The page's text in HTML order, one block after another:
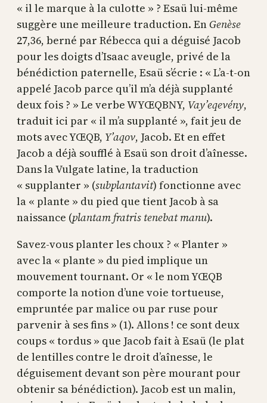
« il le marque à la culotte » ? Esaü lui-même
suggère une meilleure traduction. EnGenèse
27,36, berné par Rébecca qui a déguisé Jacob
pour les doigts d’Isaac aveugle, privé de la
bénédiction paternelle, Esaü s’écrie : « L’a-t-on
appelé Jacob parce qu’il m’a déjà supplanté
deux fois ? » Le verbe WYŒQBNY, Vay’eqevény,
traduit ici par « il m’a supplanté », fait jeu de
mots avec YŒQB, Y’aqov, Jacob. Et en effet
Jacob a déjà soufflé à Esaü son droit d’aînesse.
Dans la Vulgate latine, la traduction
« supplanter » (subplantavit) fonctionne avec
la « plante » du pied que tient Jacob à sa
naissance (plantam fratris tenebat manu).
Savez-vous planter les choux ? « Planter »
avec la « plante » du pied implique un
mouvement tournant. Or « le nom YŒQB
comporte la notion d’une voie tortueuse,
empruntée par malice ou par ruse pour
parvenir à ses fins » (1). Allons ! ce sont deux
coups « tordus » que Jacob fait à Esaü (le plat
de lentilles contre le droit d’aînesse, le
déguisement devant son père mourant pour
obtenir sa bénédiction). Jacob est un malin,